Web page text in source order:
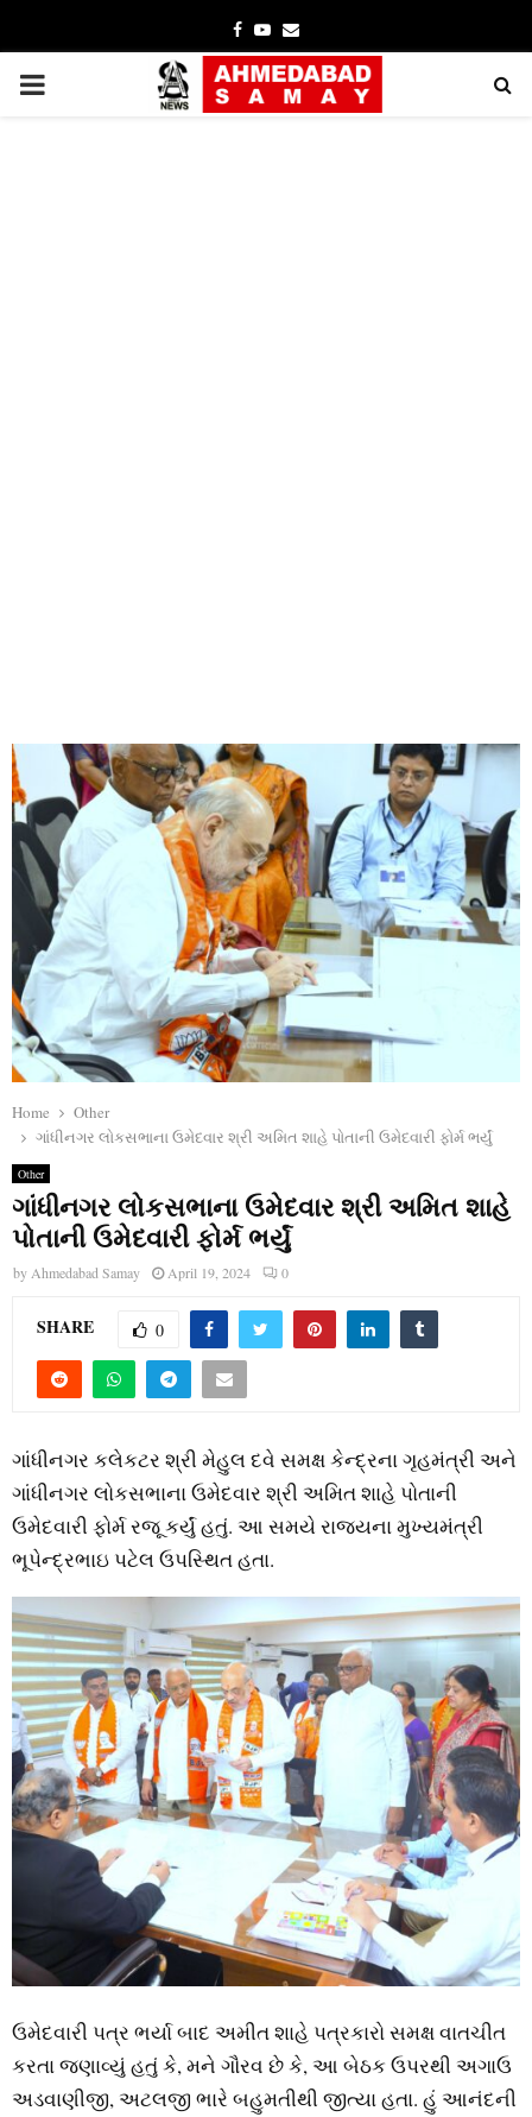
Facebook
YoutubeEmail
PRIMARY
Home
Other
ગાંધીનગર લોકસભાના ઉમેદવાર શ્રી અમિત શાહે પોતાની ઉમેદવારી ફોર્મ ભર્યું
Other
ગાંધીનગર લોકસભાના ઉમેદવાર શ્રી અમિત શાહે
પોતાની ઉમેદવારી ફોર્મ ભર્યું
byAhmedabad Samay April 19, 2024 0
SHARE 0
ગાંધીનગર કલેકટર શ્રી મેહુલ દવે સમક્ષ કેન્‍દ્રના ગૃહમંત્રી અને
ગાંધીનગર લોકસભાના ઉમેદવાર શ્રી અમિત શાહે પોતાની
ઉમેદવારી ફોર્મ રજૂ કર્યું હતું. આ સમયે રાજ્‍યના મુખ્‍યમંત્રી
ભૂપેન્‍દ્રભાઇ પટેલ ઉપસ્‍થિત હતા.
ઉમેદવારી પત્ર ભર્યા બાદ અમીત શાહે પત્રકારો સમક્ષ વાતચીત
કરતા જણાવ્‍યું હતું કે, મને ગૌરવ છે કે, આ બેઠક ઉપરથી અગાઉ
અડવાણીજી, અટલજી ભારે બહુમતીથી જીત્‍યા હતા. હું આનંદની